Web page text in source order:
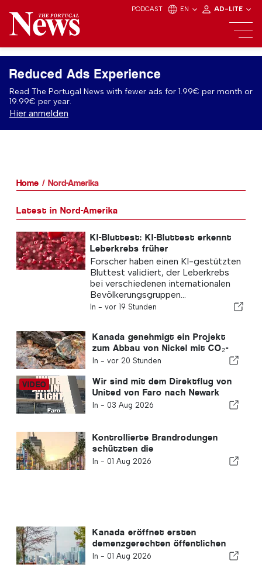
PODCAST EN AD-LITE
Reduced Ads Experience
Read The Portugal News with fewer ads for 1.99€ per month or
19.99€ per year.
Hier anmelden
Home Nord-Amerika
Latest in Nord-Amerika
KI-Bluttest: KI-Bluttest erkennt
Leberkrebs früher
Forscher haben einen KI-gestützten
Bluttest validiert, der Leberkrebs
bei verschiedenen internationalen
Bevölkerungsgruppen...
In - vor 19 Stunden
Kanada genehmigt ein Projekt
zum Abbau von Nickel mit CO₂-
Speicherung
In - vor 20 Stunden
Wir sind mit dem Direktflug von
United von Faro nach Newark
geflogen: So sieht die Economy-
In - 03 Aug 2026
Kontrollierte Brandrodungen
schützten die
Riesenmammutbäume
In - 01 Aug 2026
Kanada eröffnet ersten
demenzgerechten öffentlichen
Park
In - 01 Aug 2026